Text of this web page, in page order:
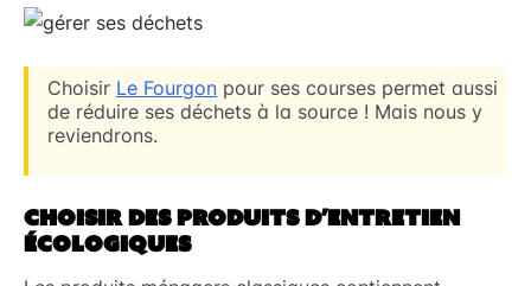
Choisir Le Fourgon pour ses courses permet aussi
de réduire ses déchets à la source ! Mais nous y
reviendrons.
CHOISIR DES PRODUITS D’ENTRETIEN
ÉCOLOGIQUES